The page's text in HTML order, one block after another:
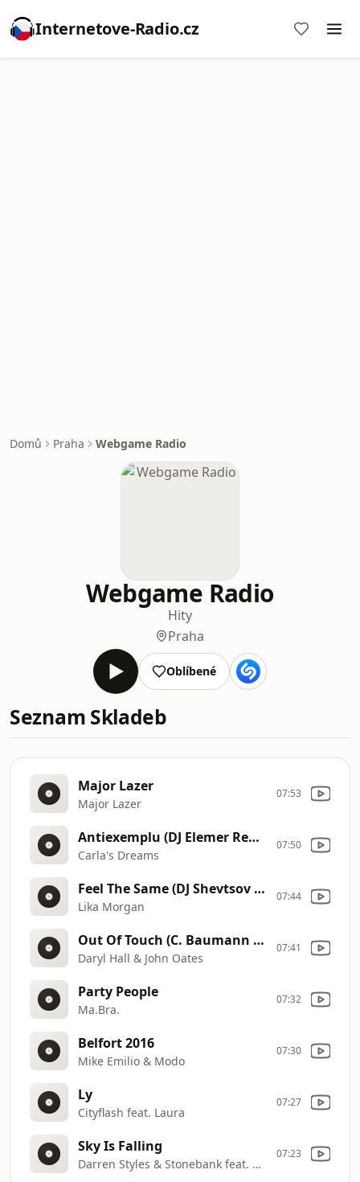
Internetove-Radio.cz
Domů Praha Webgame Radio
Webgame Radio
Hity
Praha
Oblíbené
Seznam Skladeb
Major Lazer
Major Lazer
07:53
Antiexemplu (DJ Elemer Remix)
Carla's Dreams
07:50
Feel The Same (DJ Shevtsov & DJ Krasavin Remix)
Lika Morgan
07:44
Out Of Touch (C. Baumann Remix Edit)
Daryl Hall & John Oates
07:41
Party People
Ma.Bra.
07:32
Belfort 2016
Mike Emilio & Modo
07:30
Ly
Cityflash feat. Laura
07:27
Sky Is Falling
Darren Styles & Stonebank feat. Emel
07:23